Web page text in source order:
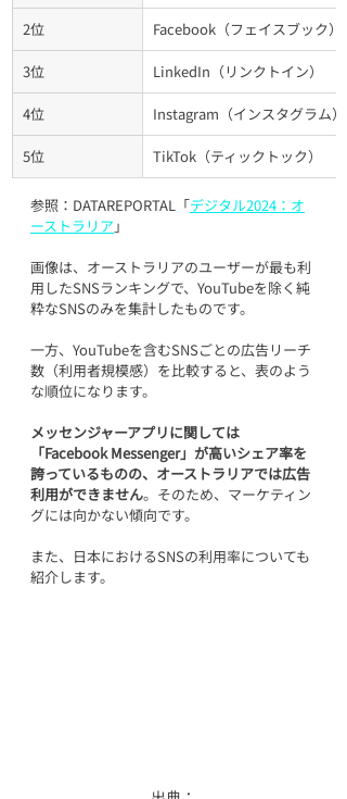
2位 Facebook（フェイスブック）
3位 LinkedIn（リンクトイン）
4位 Instagram（インスタグラム）
5位 TikTok（ティックトック）
参照：DATAREPORTAL「デジタル2024：オ
ーストラリア 」
画像は、オーストラリアのユーザーが最も利
用したSNSランキングで、YouTubeを除く純
粋なSNSのみを集計したものです。
一方、YouTubeを含むSNSごとの広告リーチ
数（利用者規模感）を比較すると、表のよう
な順位になります。
メッセンジャーアプリに関しては
「Facebook Messenger」が高いシェア率を
誇っているものの、オーストラリアでは広告
利用ができません。そのため、マーケティン
グには向かない傾向です。
また、日本におけるSNSの利用率についても
紹介します。